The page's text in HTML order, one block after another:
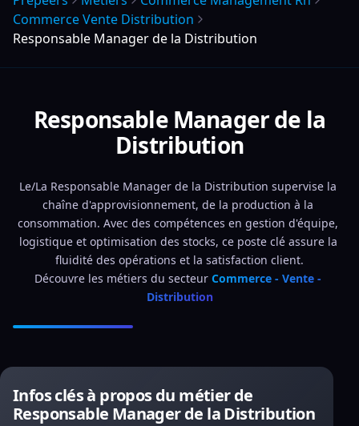
Commerce Vente Distribution
Responsable Manager de la Distribution
Responsable Manager de la
Distribution
Le/La Responsable Manager de la Distribution supervise la
chaîne d'approvisionnement, de la production à la
consommation. Avec des compétences en gestion d'équipe,
logistique et optimisation des stocks, ce poste clé assure la
fluidité des opérations et la satisfaction client.
Découvre les métiers du secteur Commerce - Vente -
Distribution
Infos clés à propos du métier de
Responsable Manager de la Distribution